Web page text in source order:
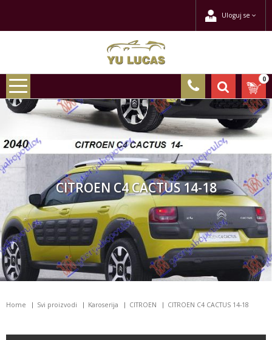
Uloguj se
0
CITROEN C4 CACTUS 14-18
Home Svi proizvodi Karoserija CITROEN CITROEN C4 CACTUS 14-18